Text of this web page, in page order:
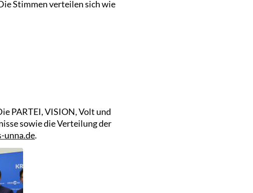
Stimmen verteilen sich wie
PARTEI, VISION, Volt und
sowie die Verteilung der
unna.de.